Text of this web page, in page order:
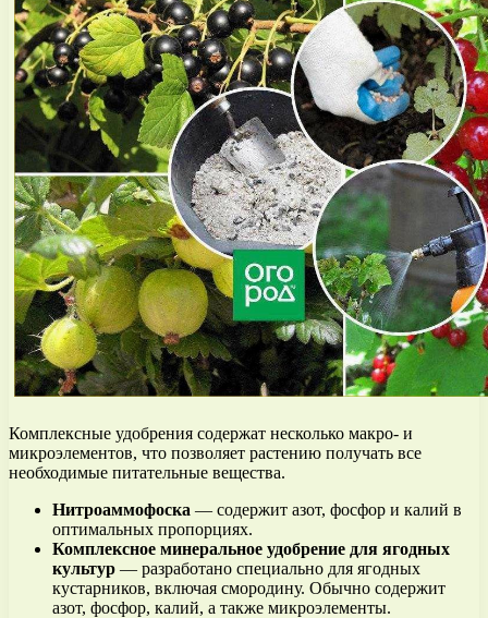
Комплексные удобрения содержат несколько макро- и
микроэлементов, что позволяет растению получать все
необходимые питательные вещества.
Нитроаммофоска — содержит азот, фосфор и калий в
оптимальных пропорциях.
Комплексное минеральное удобрение для ягодных
культур — разработано специально для ягодных
кустарников, включая смородину. Обычно содержит
азот, фосфор, калий, а также микроэлементы.